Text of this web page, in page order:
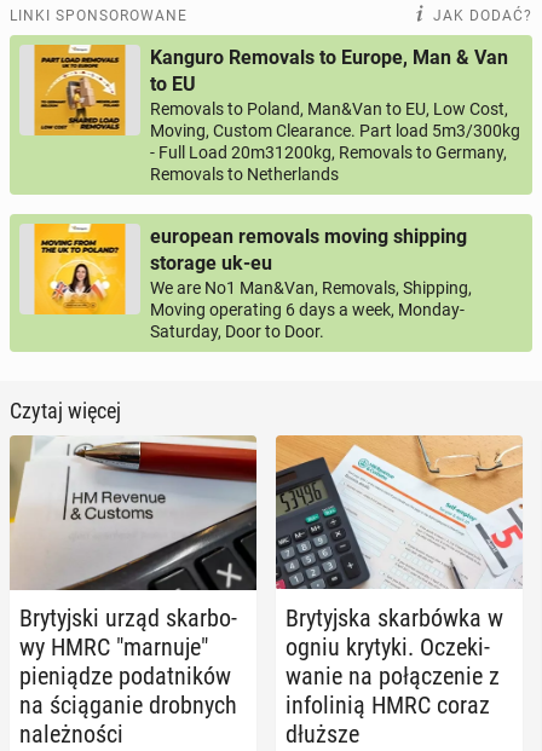
LINKI SPONSOROWANE JAK DODAĆ?
Kanguro Removals to Europe, Man & Van
to EU
Removals to Poland, Man&Van to EU, Low Cost,
Moving, Custom Clearance. Part load 5m3/300kg
- Full Load 20m31200kg, Removals to Germany,
Removals to Netherlands
european removals moving shipping
storage uk-eu
We are No1 Man&Van, Removals, Shipping,
Moving operating 6 days a week, Monday-
Saturday, Door to Door.
Czytaj więcej
Bry­tyj­ski urząd skar­bo­
wy HMRC "marnuje"
pie­nią­dze po­dat­ni­ków
na ścią­ga­nie drob­nych
na­leż­no­ści
Bry­tyj­ska skar­bów­ka w
ogniu krytyki. Ocze­ki­
wa­nie na po­łą­cze­nie z
in­fo­li­nią HMRC coraz
dłuższe